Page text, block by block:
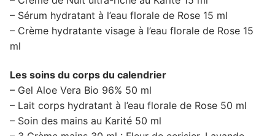
– Sérum hydratant à l’eau florale de Rose 15 ml
– Crème hydratante visage à l’eau florale de Rose 15
ml
Les soins du corps du calendrier
– Gel Aloe Vera Bio 96% 50 ml
– Lait corps hydratant à l’eau florale de Rose 50 ml
– Soin des mains au Karité 50 ml